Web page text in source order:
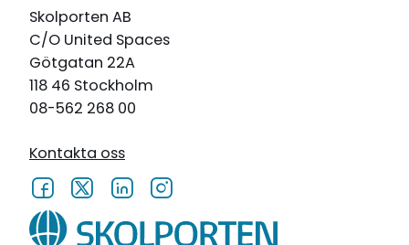
Skolporten AB
C/O United Spaces
Götgatan 22A
118 46 Stockholm
08-562 268 00
Kontakta oss